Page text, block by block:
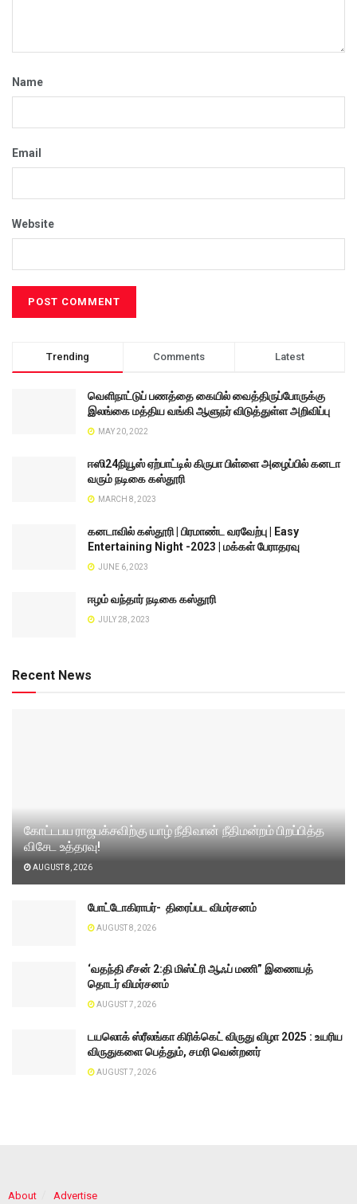
Name
Email
Website
Trending Comments Latest
வெளிநாட்டுப் பணத்தை கையில் வைத்திருப்போருக்கு
இலங்கை மத்திய வங்கி ஆளுநர் விடுத்துள்ள அறிவிப்பு
MAY 20, 2022
ஈஸி24நியூஸ் ஏற்பாட்டில் கிருபா பிள்ளை அழைப்பில் கனடா
வரும் நடிகை கஸ்தூரி
MARCH 8, 2023
கனடாவில் கஸ்தூரி | பிரமாண்ட வரவேற்பு | Easy
Entertaining Night -2023 | மக்கள் பேராதரவு
JUNE 6, 2023
ஈழம் வந்தார் நடிகை கஸ்தூரி
JULY 28, 2023
Recent News
கோட்டபய ராஜபக்சவிற்கு யாழ் நீதிவான் நீதிமன்றம் பிறப்பித்த
விசேட உத்தரவு!
AUGUST 8, 2026
போட்டோகிராபர்- ‌ திரைப்பட விமர்சனம்
AUGUST 8, 2026
‘வதந்தி சீசன் 2:தி மிஸ்ட்ரி ஆஃப் மணி” இணையத்
தொடர் விமர்சனம்
AUGUST 7, 2026
டயலொக் ஸ்ரீலங்கா கிரிக்கெட் விருது விழா 2025 : உயரிய
விருதுகளை பெத்தும், சமரி வென்றனர்
AUGUST 7, 2026
About Advertise